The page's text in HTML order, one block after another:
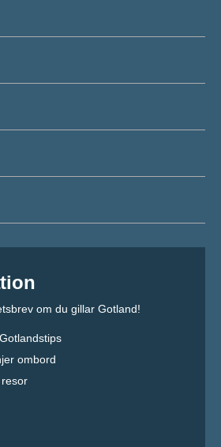
om du gillar Gotland!
ombord